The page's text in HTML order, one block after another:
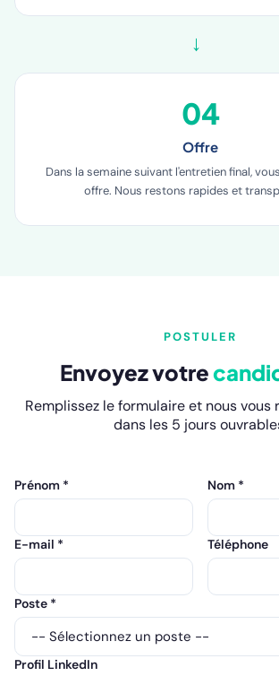
→
04
Offre
Dans la semaine suivant l'entretien final,
offre. Nous restons rapides et
POSTULER
Envoyez votre
Remplissez le formulaire et nous
dans les 5 jours
Prénom * Nom *
E-mail * Téléphone
Poste *
Profil LinkedIn